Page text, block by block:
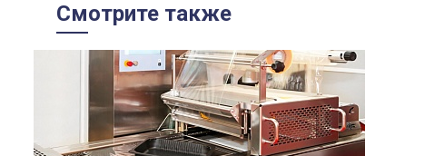
Смотрите также